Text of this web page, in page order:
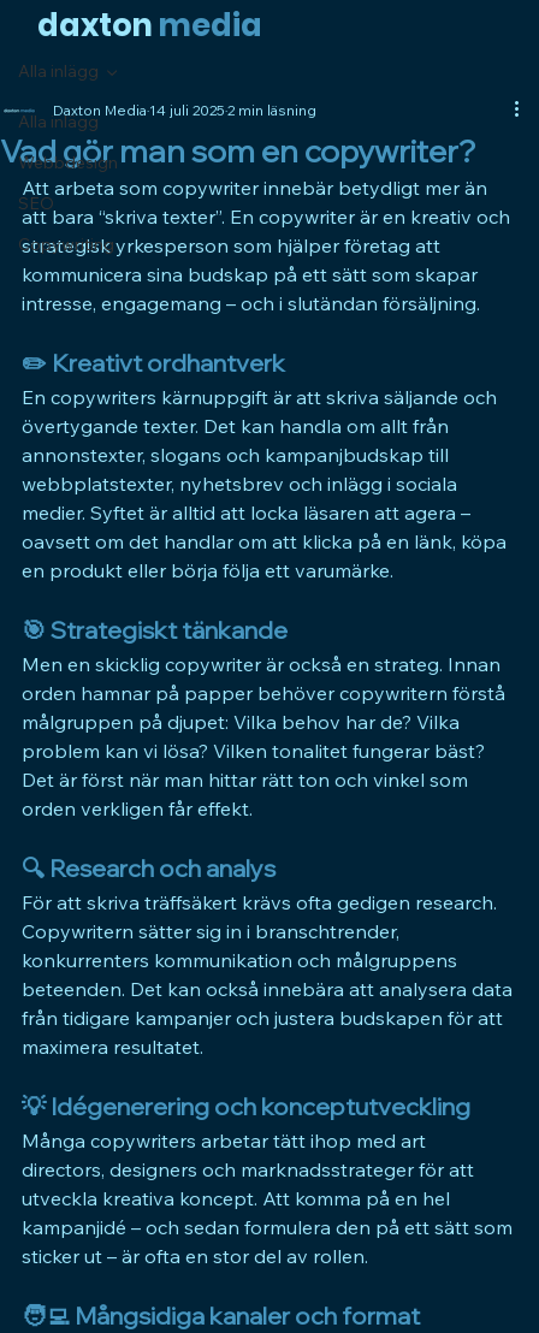
daxtonmedia
Alla inlägg
Webbdesign
SEO
Copywriting
Alla inlägg
Vad gör man som en copywriter?
Daxton Media 14 juli 2025 2 min läsning
Att arbeta som copywriter innebär betydligt mer än
att bara “skriva texter”. En copywriter är en kreativ och
strategisk yrkesperson som hjälper företag att
kommunicera sina budskap på ett sätt som skapar
intresse, engagemang – och i slutändan försäljning.
✏️ Kreativt ordhantverk
En copywriters kärnuppgift är att skriva säljande och
övertygande texter. Det kan handla om allt från
annonstexter, slogans och kampanjbudskap till
webbplatstexter, nyhetsbrev och inlägg i sociala
medier. Syftet är alltid att locka läsaren att agera –
oavsett om det handlar om att klicka på en länk, köpa
en produkt eller börja följa ett varumärke.
🎯 Strategiskt tänkande
Men en skicklig copywriter är också en strateg. Innan
orden hamnar på papper behöver copywritern förstå
målgruppen på djupet: Vilka behov har de? Vilka
problem kan vi lösa? Vilken tonalitet fungerar bäst?
Det är först när man hittar rätt ton och vinkel som
orden verkligen får effekt.
🔍 Research och analys
För att skriva träffsäkert krävs ofta gedigen research.
Copywritern sätter sig in i branschtrender,
konkurrenters kommunikation och målgruppens
beteenden. Det kan också innebära att analysera data
från tidigare kampanjer och justera budskapen för att
maximera resultatet.
💡 Idégenerering och konceptutveckling
Många copywriters arbetar tätt ihop med art
directors, designers och marknadsstrateger för att
utveckla kreativa koncept. Att komma på en hel
kampanjidé – och sedan formulera den på ett sätt som
sticker ut – är ofta en stor del av rollen.
🧑‍💻 Mångsidiga kanaler och format